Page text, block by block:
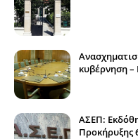
κυβέρνηση –
ΑΣΕΠ:
Προκήρυξης